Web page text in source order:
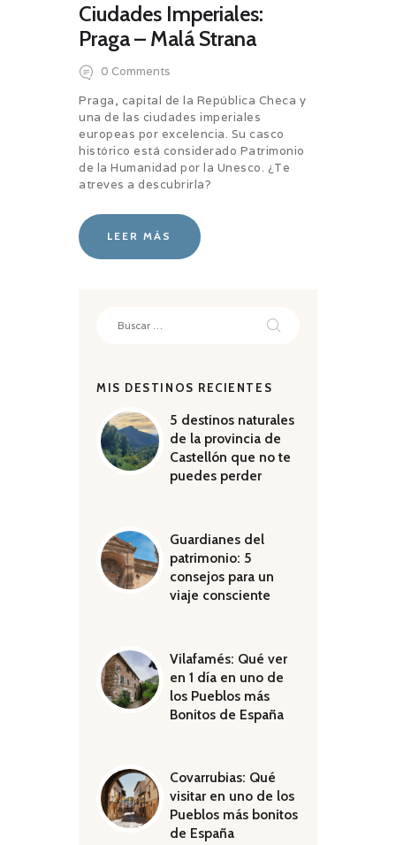
Ciudades Imperiales:
Praga – Malá Strana
0 Comments
Praga, capital de la República Checa y
una de las ciudades imperiales
europeas por excelencia. Su casco
histórico está considerado Patrimonio
de la Humanidad por la Unesco. ¿Te
atreves a descubrirla?
LEER MÁS
MIS DESTINOS RECIENTES
5 destinos naturales
de la provincia de
Castellón que no te
puedes perder
Guardianes del
patrimonio: 5
consejos para un
viaje consciente
Vilafamés: Qué ver
en 1 día en uno de
los Pueblos más
Bonitos de España
Covarrubias: Qué
visitar en uno de los
Pueblos más bonitos
de España